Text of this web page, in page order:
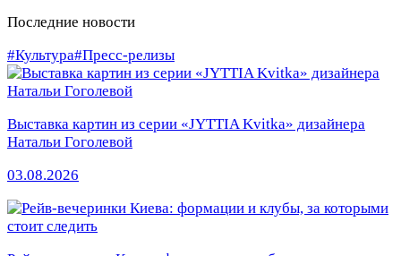
Последние новости
#Культура#Пресс-релизы
Выставка картин из серии «JYTTIA Kvitka» дизайнера
Натальи Гоголевой
03.08.2026